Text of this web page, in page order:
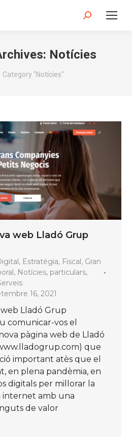
Search:
Notícies
here:
Category "Notícies"
web Lladó Grup
, Estratègia, Fiscal , Gran
, Notícies, particulars,
16, 2021
Lladó Grup
comunicar-vos el
pàgina web de Lladó
que
important atès que el
en plena pandèmia, en
digitals per millorar la
internet amb una
de valor